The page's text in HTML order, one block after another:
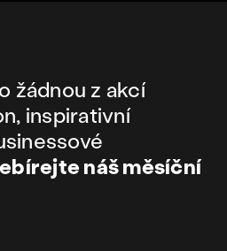
žádnou z akcí
inspirativní
náš měsíční